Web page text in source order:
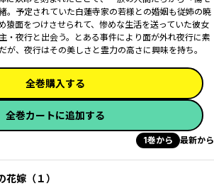
。予定されていた白蓮寺家の若様との婚姻も従姉の暁
猿面をつけさせられて、惨めな生活を送っていた彼女
・夜行と出会う。とある事件により面が外れ夜行に素
、夜行はその美しさと霊力の高さに興味を持ち――。
全巻購入する
全巻カートに追加する
1巻から 最新から
花嫁（１）